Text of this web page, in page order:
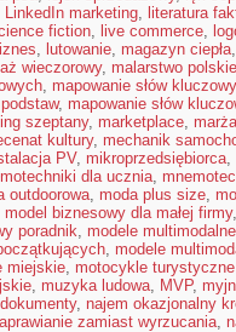
LinkedIn marketing, literatura
fiction, live commerce,
, lutowanie, magazyn ciepła
wieczorowy, malarstwo polskie
, mapowanie słów
, mapowanie słów
szeptany, marketplace, marża
kultury, mechanik
PV, mikroprzedsiębiorca,
dla ucznia,
outdoorowa, moda plus size,
model biznesowy dla małej firmy
poradnik, modele multimodalne
, modele
miejskie, motocykle turystyczne
, muzyka ludowa, MVP,
, najem okazjonalny
zamiast wyrzucania,